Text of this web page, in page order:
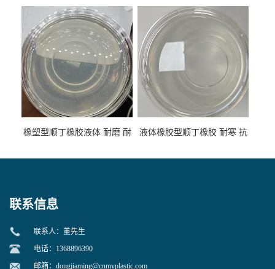
性
专用
橡塑型顺丁橡胶液体 耐磨 耐
液体橡胶型顺丁橡胶 耐寒 抗
联系信息
联系人：董先生
电话：1368896390
邮箱： dongjiaming@cnmyplastic.com